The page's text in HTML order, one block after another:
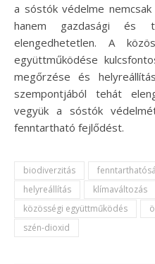
a sóstók védelme
hanem gazdasági és
elengedhetetlen. A
együttműködése
megőrzése és
szempontjából tehát
vegyük a sóstók
fenntartható fejlődést.
biodiverzitás
helyreállítás
klímaváltozás
közösségi együttműködés
szén-dioxid